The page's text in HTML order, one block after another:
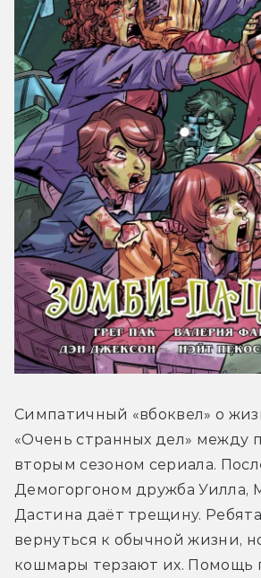
Симпатичный «вбоквел» о
«Очень странных дел» между
вторым сезоном сериала.
Демогоргоном дружба Уилла,
Дастина даёт трещину.
вернуться к обычной жизни,
кошмары терзают их. Помощь